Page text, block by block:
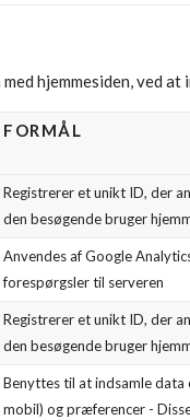
hjemmesiden, ved
FORMÅL
Registrerer et unikt ID, der
den besøgende bruger
Anvendes af Google
forespørgsler til serveren
Registrerer et unikt ID, der
den besøgende bruger
Benyttes til at indsamle data
mobil) og præferencer -